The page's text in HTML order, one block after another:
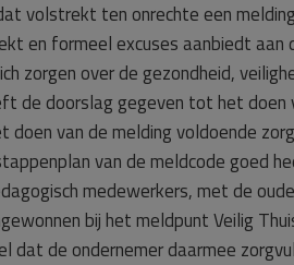
volstrekt ten onrechte een
en formeel excuses aanbiedt
zorgen over de gezondheid,
de doorslag gegeven tot het doen
van de melding voldoende
van de meldcode goed
medewerkers, met de
bij het meldpunt Veilig
dat de ondernemer daarmee